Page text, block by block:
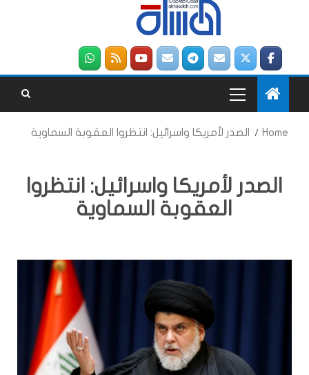
Home الصدر لأمريكا واسرائيل: انتظروا العقوبة السماوية
الصدر لأمريكا واسرائيل: انتظروا
العقوبة السماوية